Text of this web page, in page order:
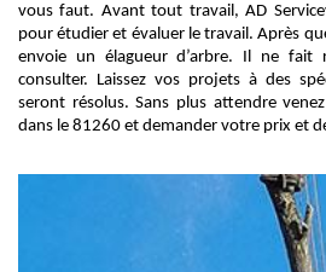
vous faut. Avant tout travail, AD
pour étudier et évaluer le travail. Après
envoie un élagueur d’arbre. Il ne fait
consulter. Laissez vos projets à des
seront résolus. Sans plus attendre
dans le 81260 et demander votre prix et